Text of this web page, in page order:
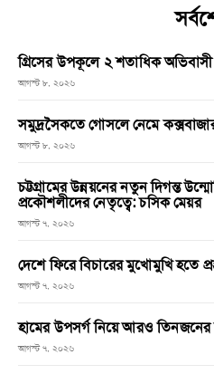
গ্রিসের উপকূলে ২ শতাধিক অভিবাসী
আগস্ট ৮, ২০২৬
সমুদ্রসৈকতে গোসলে নেমে
আগস্ট ৮, ২০২৬
চট্টগ্রামের উন্নয়নের নতুন দিগন্ত
প্রকৌশলীদের নেতৃত্বে: চসিক মেয়র
আগস্ট ৭, ২০২৬
দেশে ফিরে বিচারের মুখোমুখি হতে
আগস্ট ৭, ২০২৬
হামের উপসর্গ নিয়ে আরও
আগস্ট ৭, ২০২৬